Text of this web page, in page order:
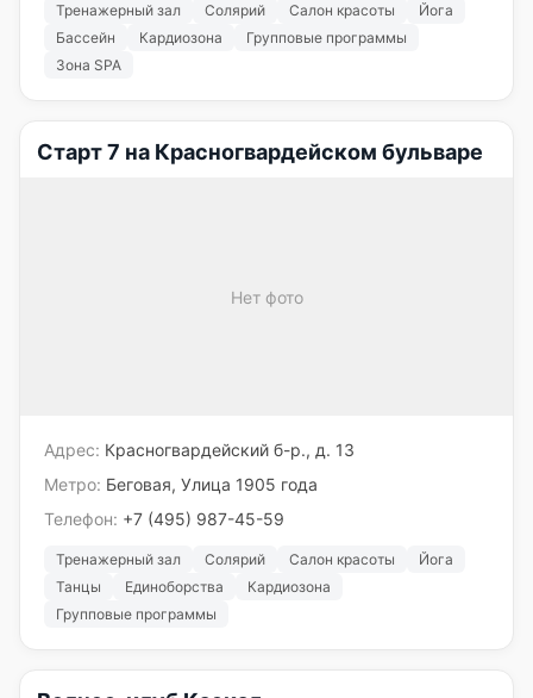
Тренажерный зал Солярий Салон красоты
Йога
Бассейн
Кардиозона
Групповые программы
Зона SPA
Старт 7 на Красногвардейском бульваре
Нет фото
Адрес: Красногвардейский б-р., д. 13
Метро: Беговая, Улица 1905 года
Телефон: +7 (495) 987-45-59
Тренажерный зал Солярий Салон красоты
Йога
Танцы
Единоборства
Кардиозона
Групповые программы